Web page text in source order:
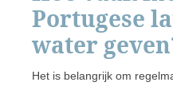
Portugese
water
Het is belangrijk om